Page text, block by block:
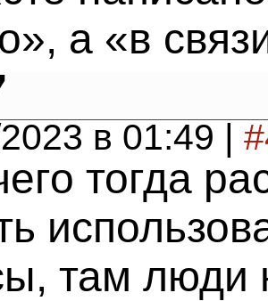
а «в
в 01:49 |
тогда
там люди